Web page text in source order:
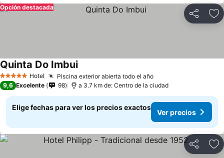
Compartir
Opción destacada
5 Estrellas Hotel Piscina exterior abierta todo el año
Quinta Do Imbui
9,6 Excelente 98 a 3.7 km de: Centro de la ciudad
Elige fechas para ver los precios exactos
Ver precios
Compartir